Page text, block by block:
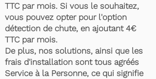
TTC par mois. Si vous le souhaitez,
vous pouvez opter pour l'option
détection de chute, en ajoutant 4€
TTC par mois.
De plus, nos solutions, ainsi que les
frais d'installation sont tous agréés
Service à la Personne, ce qui signifie